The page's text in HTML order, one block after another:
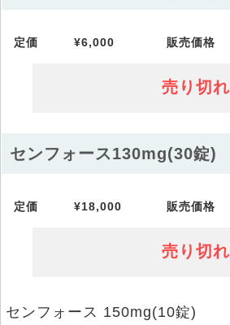
定価 ¥6,000 販売価格
売り切れ
センフォース130mg(30錠)
定価 ¥18,000 販売価格
売り切れ
センフォース 150mg(10錠)